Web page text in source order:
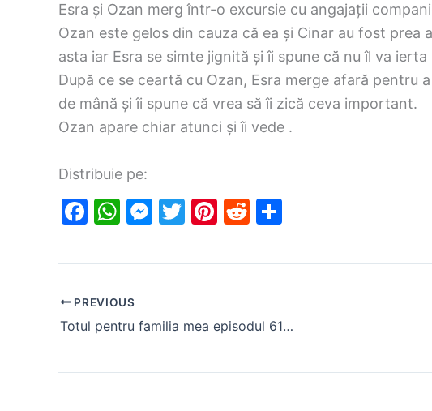
Esra și Ozan merg într-o excursie cu angajații
Ozan este gelos din cauza că ea și Cinar au fost prea
asta iar Esra se simte jignită și îi spune că nu îl va
După ce se ceartă cu Ozan, Esra merge afară pentru
de mână și îi spune că vrea să îi zică ceva important.
Ozan apare chiar atunci și îi vede .
Distribuie pe:
F
c
b
o
o
W
at
A
p
p
M
s
e
n
g
T
itt
Pi
er
st
R
d
t
ar
PREVIOUS
Totul pentru familia mea episodul 61 (rezumat)